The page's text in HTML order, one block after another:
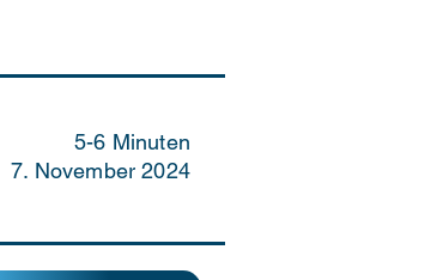
5-6 Minuten
7. November 2024